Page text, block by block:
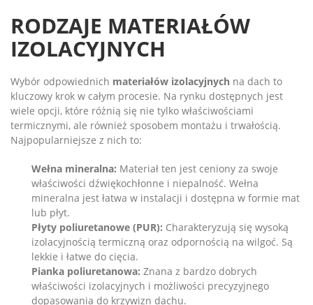
RODZAJE MATERIAŁÓW
IZOLACYJNYCH
Wybór odpowiednich materiałów izolacyjnych na dach to
kluczowy krok w całym procesie. Na rynku dostępnych jest
wiele opcji, które różnią się nie tylko właściwościami
termicznymi, ale również sposobem montażu i trwałością.
Najpopularniejsze z nich to:
Wełna mineralna: Materiał ten jest ceniony za swoje
właściwości dźwiękochłonne i niepalność. Wełna
mineralna jest łatwa w instalacji i dostępna w formie mat
lub płyt.
Płyty poliuretanowe (PUR): Charakteryzują się wysoką
izolacyjnością termiczną oraz odpornością na wilgoć. Są
lekkie i łatwe do cięcia.
Pianka poliuretanowa: Znana z bardzo dobrych
właściwości izolacyjnych i możliwości precyzyjnego
dopasowania do krzywizn dachu.